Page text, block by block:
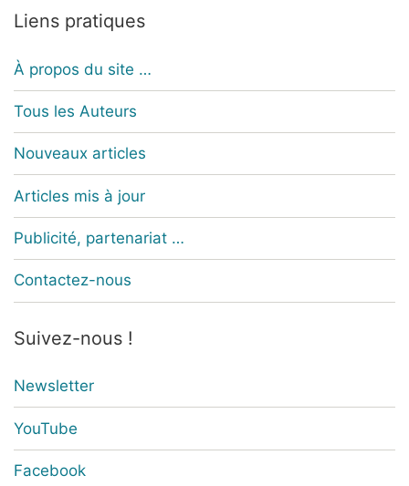
Liens pratiques
À propos du site …
Tous les Auteurs
Nouveaux articles
Articles mis à jour
Publicité, partenariat …
Contactez-nous
Suivez-nous !
Newsletter
YouTube
Facebook